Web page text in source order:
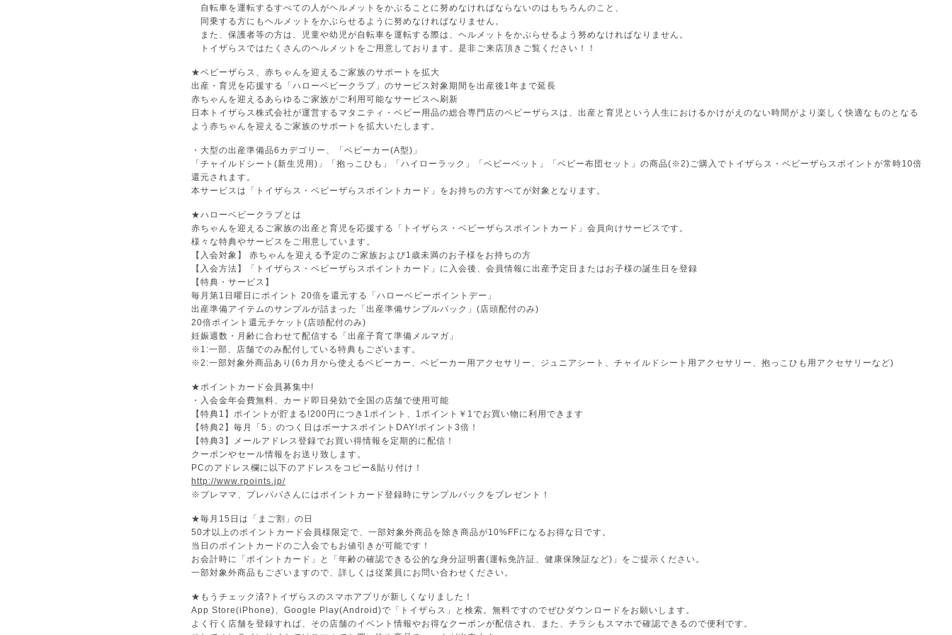
自転車を運転するすべての人がヘルメットをかぶることに努めなければならないのはもちろんのこと、
同乗する方にもヘルメットをかぶらせるように努めなければなりません。
また、保護者等の方は、児童や幼児が自転車を運転する際は、ヘルメットをかぶらせるよう努めなければなりません。
トイザらスではたくさんのヘルメットをご用意しております。是非ご来店頂きご覧ください！！
★ベビーザらス、赤ちゃんを迎えるご家族のサポートを拡大
出産・育児を応援する「ハローベビークラブ」のサービス対象期間を出産後1年まで延長
赤ちゃんを迎えるあらゆるご家族がご利用可能なサービスへ刷新
日本トイザらス株式会社が運営するマタニティ・ベビー用品の総合専門店のベビーザらスは、出産と育児という人生におけるかけがえのない時間がより楽しく快適なものとなる
よう赤ちゃんを迎えるご家族のサポートを拡大いたします。
・大型の出産準備品6カデゴリー、「ベビーカー(A型)」
「チャイルドシート(新生児用)」「抱っこひも」「ハイローラック」「ベビーベット」「ベビー布団セット」の商品(※2)ご購入でトイザらス・ベビーザらスポイントが常時10倍
還元されます。
本サービスは「トイザらス・ベビーザらスポイントカード」をお持ちの方すべてが対象となります。
★ハローベビークラブとは
赤ちゃんを迎えるご家族の出産と育児を応援する「トイザらス・ベビーザらスポイントカード」会員向けサービスです。
様々な特典やサービスをご用意しています。
【入会対象】 赤ちゃんを迎える予定のご家族および1歳未満のお子様をお持ちの方
【入会方法】「トイザらス・ベビーザらスポイントカード」に入会後、会員情報に出産予定日またはお子様の誕生日を登録
【特典・サービス】
毎月第1日曜日にポイント 20倍を還元する「ハローベビーポイントデー」
出産準備アイテムのサンプルが詰まった「出産準備サンプルバック」(店頭配付のみ)
20倍ポイント還元チケット(店頭配付のみ)
妊娠週数・月齢に合わせて配信する「出産子育て準備メルマガ」
※1:一部、店舗でのみ配付している特典もございます。
※2:一部対象外商品あり(6カ月から使えるベビーカー、ベビーカー用アクセサリー、ジュニアシート、チャイルドシート用アクセサリー、抱っこひも用アクセサリーなど)
★ポイントカード会員募集中!
・入会金年会費無料、カード即日発効で全国の店舗で使用可能
【特典1】ポイントが貯まる!200円につき1ポイント、1ポイント￥1でお買い物に利用できます
【特典2】毎月「5」のつく日はボーナスポイントDAY!ポイント3倍！
【特典3】メールアドレス登録でお買い得情報を定期的に配信！
クーポンやセール情報をお送り致します。
PCのアドレス欄に以下のアドレスをコピー&貼り付け！
http://www.rpoints.jp/
※プレママ、プレパパさんにはポイントカード登録時にサンプルバックをプレゼント！
★毎月15日は「まご割」の日
50才以上のポイントカード会員様限定で、一部対象外商品を除き商品が10%FFになるお得な日です。
当日のポイントカードのご入会でもお値引きが可能です！
お会計時に「ポイントカード」と「年齢の確認できる公的な身分証明書(運転免許証、健康保険証など)」をご提示ください。
一部対象外商品もございますので、詳しくは従業員にお問い合わせください。
★もうチェック済?トイザらスのスマホアプリが新しくなりました！
App Store(iPhone)、Google Play(Android)で「トイザらス」と検索。無料ですのでぜひダウンロードをお願いします。
よく行く店舗を登録すれば、その店舗のイベント情報やお得なクーポンが配信され、また、チラシもスマホで確認できるので便利です。